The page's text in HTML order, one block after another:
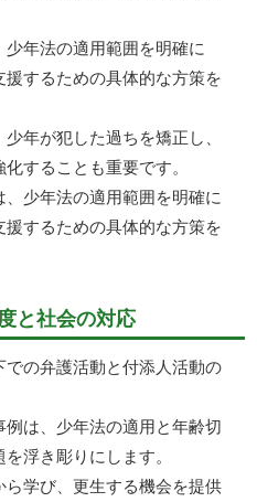
年法の適用範囲を明確に
するための具体的な方策を
年が犯した過ちを矯正し、
することも重要です。
少年法の適用範囲を明確に
するための具体的な方策を
と社会の対応
の弁護活動と付添人活動の
は、少年法の適用と年齢切
浮き彫りにします。
学び、更生する機会を提供